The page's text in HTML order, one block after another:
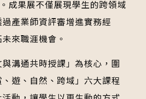
成果展不僅展現學生的跨領域
產業師資評審增進實務經
來職涯機會。
溝通共時授課」為核心，圍
遊、自然、跨域」六大課程